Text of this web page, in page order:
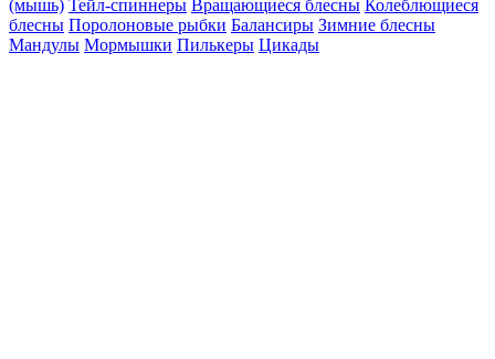
(мышь) Тейл-спиннеры Вращающиеся блесны Колеблющиеся
блесны Поролоновые рыбки Балансиры Зимние блесны
Мандулы Мормышки Пилькеры Цикады